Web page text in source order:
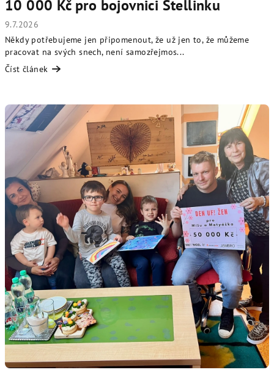
10 000 Kč pro bojovnici Stellinku
9.7.2026
Někdy potřebujeme jen připomenout, že už jen to, že můžeme
pracovat na svých snech, není samozřejmos...
Číst článek